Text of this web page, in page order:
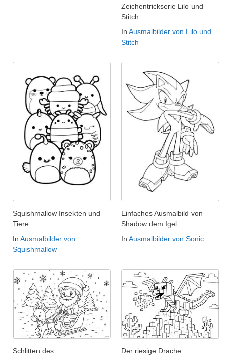
Zeichentrickserie Lilo und
Stitch.
In Ausmalbilder von Lilo und
Stitch
Squishmallow Insekten und
Tiere
In Ausmalbilder von
Squishmallow
Einfaches Ausmalbild von
Shadow dem Igel
In Ausmalbilder von Sonic
Schlitten des
Der riesige Drache